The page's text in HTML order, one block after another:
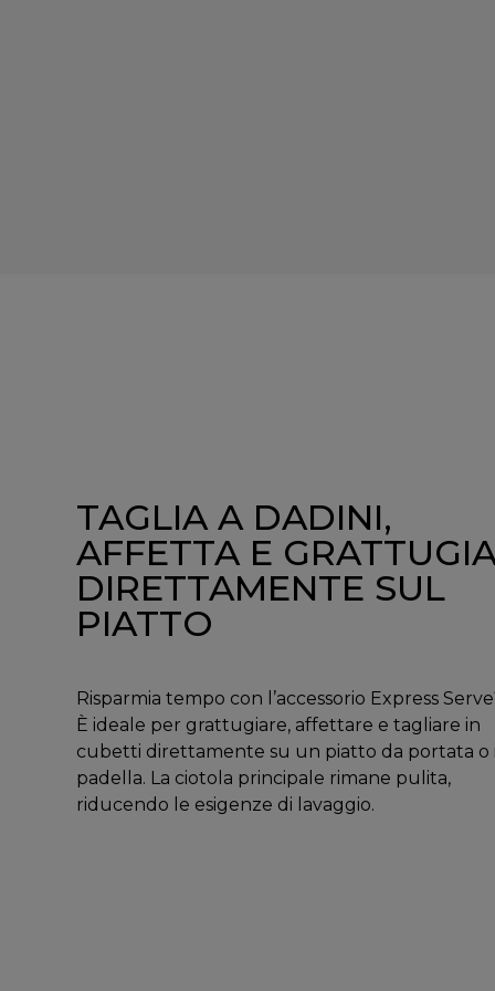
TAGLIA A DADINI,
AFFETTA E
DIRETTAMENTE SUL
PIATTO
Risparmia tempo con l’accessorio Express
È ideale per grattugiare, affettare e tagliare in
cubetti direttamente su un piatto da portata o
padella. La ciotola principale rimane pulita,
riducendo le esigenze di lavaggio.